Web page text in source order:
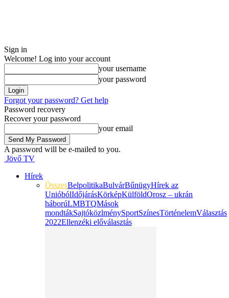
Sign in
Welcome! Log into your account
your username
your password
Forgot your password? Get help
Password recovery
Recover your password
your email
A password will be e-mailed to you.
Jövő TV
Hírek
ÖsszesBelpolitikaBulvárBűnügyHírek az
UnióbólIdőjárásKörképKülföldOrosz – ukrán
háborúLMBTQMások
mondtákSajtóközlménySportSzínesTörténelemVálasztás
2022Ellenzéki előválasztás